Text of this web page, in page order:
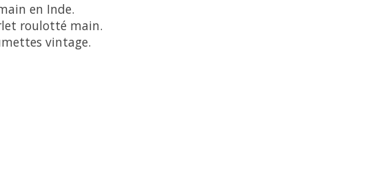
en Inde.
roulotté main.
vintage.